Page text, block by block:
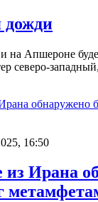
на Апшероне
северо-
16:50
из Ирана